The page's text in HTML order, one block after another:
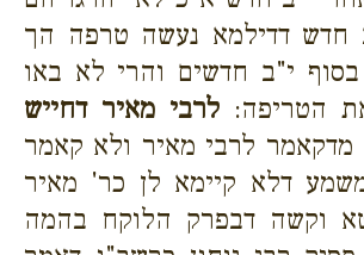
חדש דדילמא נעשה טרפה הך
י"ב חדשים והרי לא באו
הטריפה: לרבי מאיר דחייש
מדקאמר לרבי מאיר ולא קאמר
משמע דלא קיימא לן כר' מאיר
וקשה דבפרק הלוקח בהמה